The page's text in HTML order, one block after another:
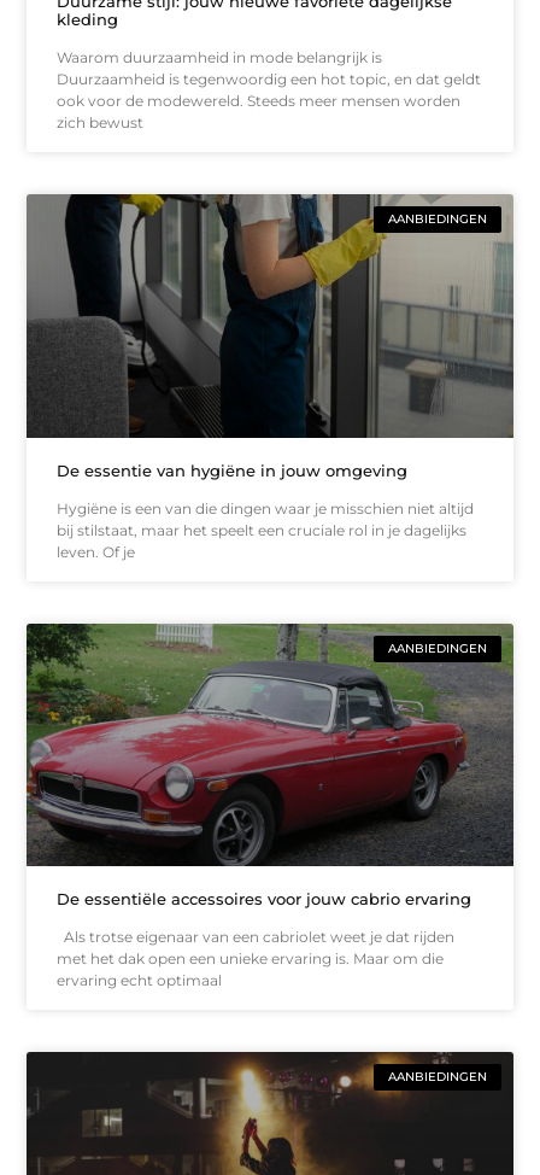
kleding
Waarom duurzaamheid in mode belangrijk is
Duurzaamheid is tegenwoordig een hot topic, en dat geldt
ook voor de modewereld. Steeds meer mensen worden
zich bewust
AANBIEDINGEN
De essentie van hygiëne in jouw omgeving
Hygiëne is een van die dingen waar je misschien niet altijd
bij stilstaat, maar het speelt een cruciale rol in je dagelijks
leven. Of je
AANBIEDINGEN
De essentiële accessoires voor jouw cabrio ervaring
Als trotse eigenaar van een cabriolet weet je dat rijden
met het dak open een unieke ervaring is. Maar om die
ervaring echt optimaal
AANBIEDINGEN